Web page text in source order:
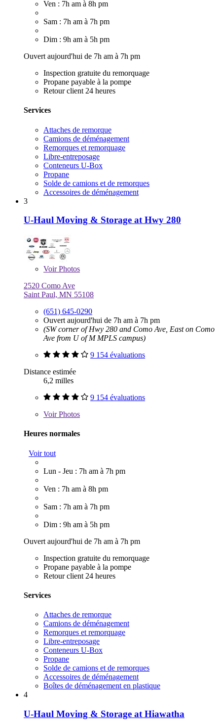
Ven : 7h am à 8h pm
Sam : 7h am à 7h pm
Dim : 9h am à 5h pm
Ouvert aujourd'hui de 7h am à 7h pm
Inspection gratuite du remorquage
Propane payable à la pompe
Retour client 24 heures
Services
Attaches de remorque
Camions de déménagement
Remorques et remorquage
Libre-entreposage
Conteneurs U-Box
Propane
Solde de camions et de remorques
Accessoires de déménagement
3
U-Haul Moving & Storage at Hwy 280
VoirPhotos
2520 Como Ave
Saint Paul, MN 55108
(651) 645-0290
Ouvert aujourd'hui de 7h am à 7h pm
(SW corner of Hwy 280 and Como Ave, East on Como
Ave from U of M MPLS campus)
9 154 évaluations
Distance estimée
6,2 milles
9 154 évaluations
VoirPhotos
Heures normales
Voir tout
Lun - Jeu : 7h am à 7h pm
Ven : 7h am à 8h pm
Sam : 7h am à 7h pm
Dim : 9h am à 5h pm
Ouvert aujourd'hui de 7h am à 7h pm
Inspection gratuite du remorquage
Propane payable à la pompe
Retour client 24 heures
Services
Attaches de remorque
Camions de déménagement
Remorques et remorquage
Libre-entreposage
Conteneurs U-Box
Propane
Solde de camions et de remorques
Accessoires de déménagement
Boîtes de déménagement en plastique
4
U-Haul Moving & Storage at Hiawatha